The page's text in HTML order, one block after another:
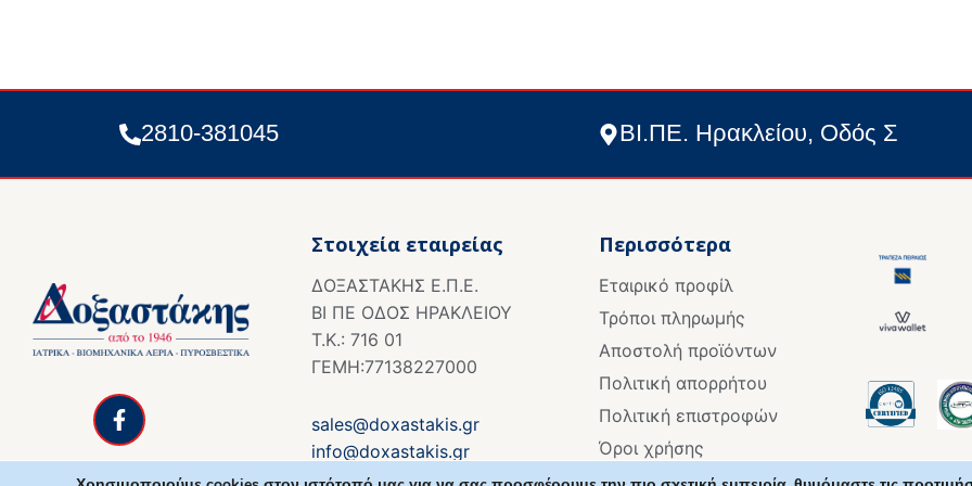
2810-381045 ΒΙ.ΠΕ. Ηρακλείου, Οδός Σ
a
c
e
b
Στοιχεία εταιρείας
ΔΟΞΑΣΤΑΚΗΣ Ε.Π.Ε.
ΒΙ ΠΕ ΟΔΟΣ ΗΡΑΚΛΕΙΟΥ
Τ.Κ.: 716 01
ΓΕΜΗ:77138227000
sales@doxastakis.gr
info@doxastakis.gr
Περισσότερα
Εταιρικό προφίλ
Τρόποι πληρωμής
Αποστολή προϊόντων
Πολιτική απορρήτου
Πολιτική επιστροφών
Όροι χρήσης
Επικοινωνία